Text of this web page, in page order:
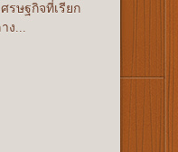
รษฐกิจที่เรียก
...